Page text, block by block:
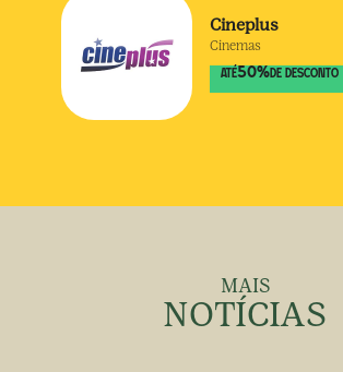
Cineplus
Cinemas
ATÉ50% DE DESCONTO
MAIS
NOTÍCIAS